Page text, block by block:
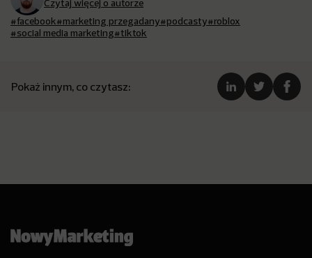
Czytaj więcej o autorze
#facebook#marketing przegadany#podcasty#roblox
#social media marketing#tiktok
Pokaż innym, co czytasz: